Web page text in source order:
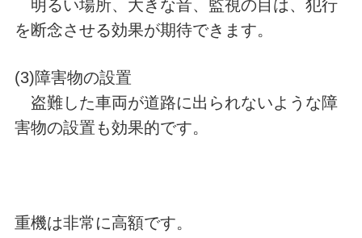
明るい場所、大きな音、監視の目は、犯行
を断念させる効果が期待できます。
(3)障害物の設置
盗難した車両が道路に出られないような障
害物の設置も効果的です。
重機は非常に高額です。